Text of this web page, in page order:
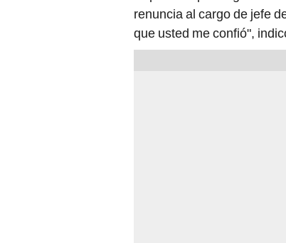
renuncia al cargo de jefe
que usted me confió",